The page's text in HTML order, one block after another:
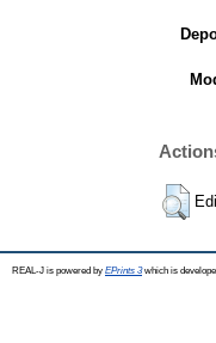
REAL-J is powered by EPrints 3which is